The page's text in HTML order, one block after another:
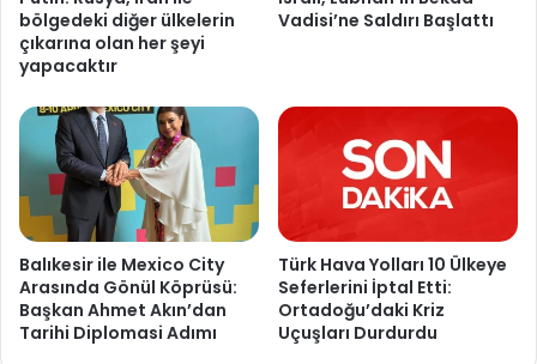
bölgedeki diğer ülkelerin
çıkarına olan her şeyi
yapacaktır
Vadisi’ne Saldırı Başlattı
Balıkesir ile Mexico City
Arasında Gönül Köprüsü:
Başkan Ahmet Akın’dan
Tarihi Diplomasi Adımı
Türk Hava Yolları 10 Ülkeye
Seferlerini İptal Etti:
Ortadoğu’daki Kriz
Uçuşları Durdurdu